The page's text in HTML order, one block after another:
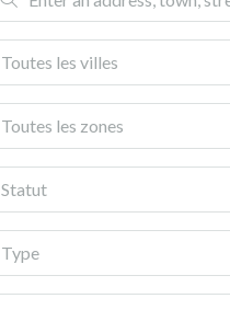
Toutes les villes
Toutes les zones
Statut
Type